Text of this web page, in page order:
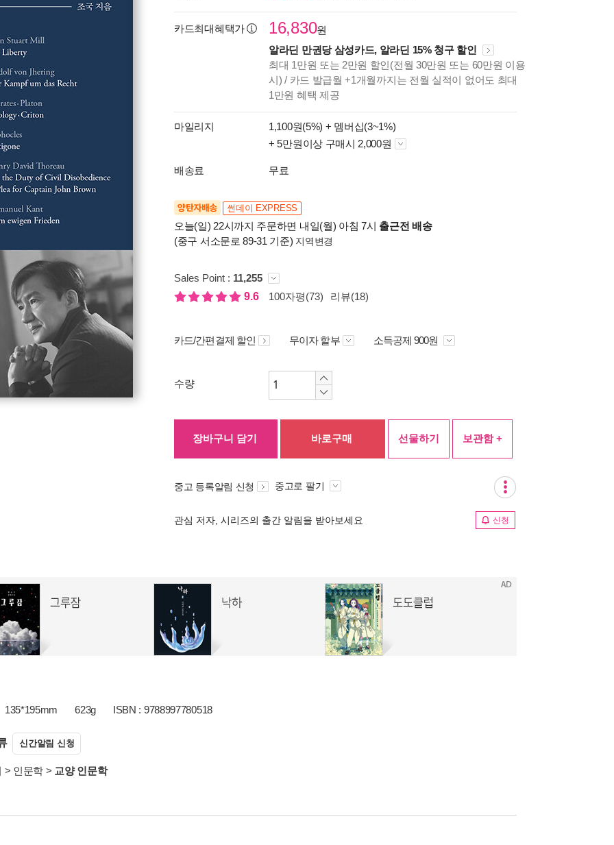
카드최대혜택가 16,830원
알라딘 만권당 삼성카드, 알라딘 15% 청구 할인
최대 1만원 또는 2만원 할인(전월 30만원 또는 60만원 이용
시) / 카드 발급월 +1개월까지는 전월 실적이 없어도 최대
1만원 혜택 제공
마일리지 1,100원(5%) + 멤버십(3~1%)
+ 5만원이상 구매시 2,000원
배송료 무료
양탄자배송 썬데이 EXPRESS
오늘(일) 22시까지 주문하면 내일(월) 아침 7시 출근전 배송
(중구 서소문로 89-31 기준) 지역변경
Sales Point : 11,255
9.6
100자평(73) 리뷰(18)
카드/간편결제 할인 무이자 할부 소득공제 900원
수량
장바구니 담기 바로구매 선물하기 보관함 +
중고 등록알림 신청 중고로 팔기
관심 저자, 시리즈의 출간 알림을 받아보세요 신청
135*195mm 623g ISBN : 9788997780518
신간알림 신청
> 인문학 > 교양 인문학